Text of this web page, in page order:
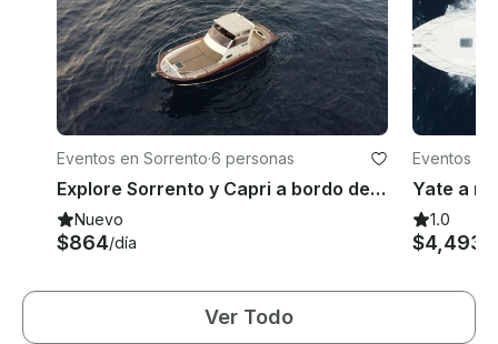
Eventos en Sorrento·6 personas
Explore Sorrento y Capri a bordo del Jeranto Gozzo de 28 pies con el capitán, haciendo esnórquel
Nuevo
$864/día
Eventos
1.0
$4,493
Ver Todo